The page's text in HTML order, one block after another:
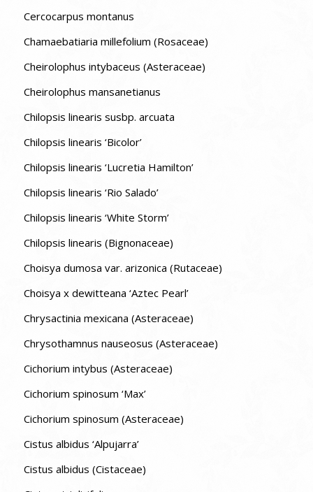
Cercocarpus montanus
Chamaebatiaria millefolium (Rosaceae)
Cheirolophus intybaceus (Asteraceae)
Cheirolophus mansanetianus
Chilopsis linearis susbp. arcuata
Chilopsis linearis ‘Bicolor’
Chilopsis linearis ‘Lucretia Hamilton’
Chilopsis linearis ‘Rio Salado’
Chilopsis linearis ‘White Storm’
Chilopsis linearis (Bignonaceae)
Choisya dumosa var. arizonica (Rutaceae)
Choisya x dewitteana ‘Aztec Pearl’
Chrysactinia mexicana (Asteraceae)
Chrysothamnus nauseosus (Asteraceae)
Cichorium intybus (Asteraceae)
Cichorium spinosum ‘Max’
Cichorium spinosum (Asteraceae)
Cistus albidus ‘Alpujarra’
Cistus albidus (Cistaceae)